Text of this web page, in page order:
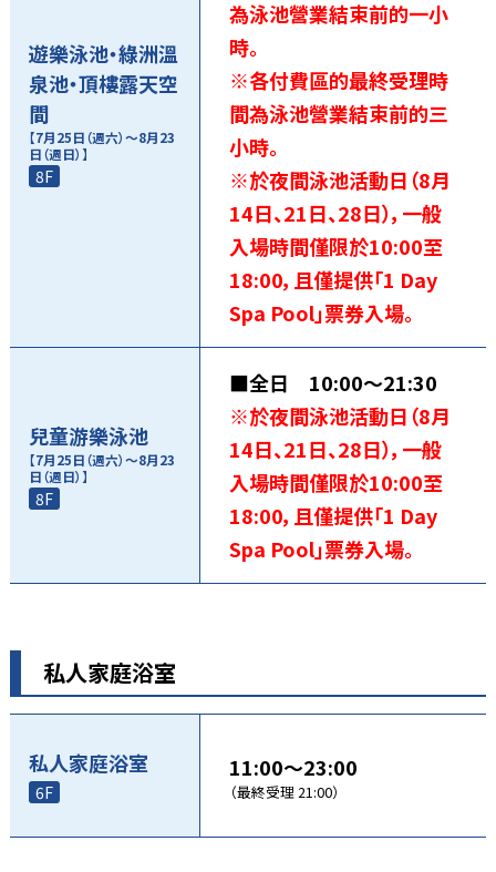
8F
遊樂泳池・綠洲溫
泉池・頂樓露天空
間
【7月25日（週六）～8月23
日（週日）】
為泳池營業結束前的一小
時。
※各付費區的最終受理時
間為泳池營業結束前的三
小時。
※於夜間泳池活動日（8月
14日、21日、28日），一般
入場時間僅限於10:00至
18:00，且僅提供「1 Day
Spa Pool」票券入場。
8F
兒童游樂泳池
【7月25日（週六）～8月23
日（週日）】
■全日 10:00～21:30
※於夜間泳池活動日（8月
14日、21日、28日），一般
入場時間僅限於10:00至
18:00，且僅提供「1 Day
Spa Pool」票券入場。
私人家庭浴室
6F
私人家庭浴室 11:00～23:00
（最終受理 21:00）